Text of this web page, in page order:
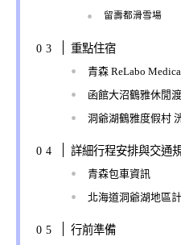
留壽都滑雪場
重點住宿
青森 ReLabo
函館大沼鶴雅休閒
洞爺湖鶴雅度假村
詳細行程安排與交通
青森包車資訊
北海道洞爺湖地區
行前準備